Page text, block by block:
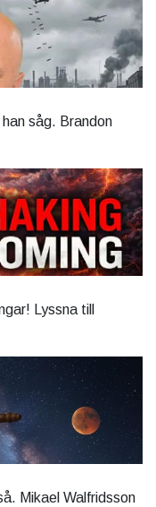
såg. Brandon
Lyssna till
Mikael Walfridsson